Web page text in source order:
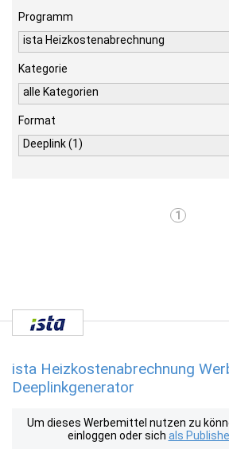
Programm
ista Heizkostenabrechnung
Kategorie
alle Kategorien
Format
Deeplink (1)
1
ista Heizkostenabrechnung
Deeplinkgenerator
Um dieses Werbemittel nutzen zu
einloggen oder sich als